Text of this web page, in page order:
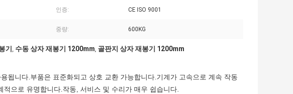
인증: CE ISO 9001
중량: 600KG
기 , 수동 상자 재봉기 1200mm, 골판지 상자 재봉기 1200mm
됩니다.부품은 표준화되고 상호 교환 가능합니다.기계가 고속으로 계속 작동
으로 유명합니다.작동, 서비스 및 수리가 매우 쉽습니다.